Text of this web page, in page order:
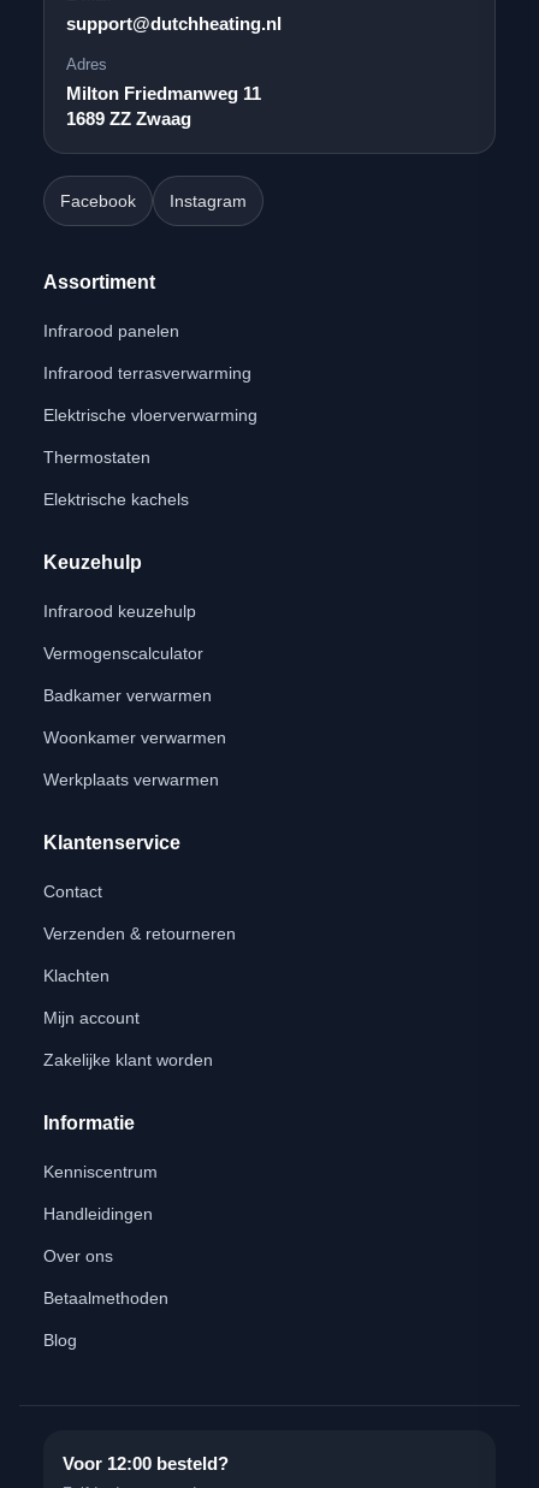
support@dutchheating.nl
Adres
Milton Friedmanweg 11
1689 ZZ Zwaag
Facebook Instagram
Assortiment
Infrarood panelen
Infrarood terrasverwarming
Elektrische vloerverwarming
Thermostaten
Elektrische kachels
Keuzehulp
Infrarood keuzehulp
Vermogenscalculator
Badkamer verwarmen
Woonkamer verwarmen
Werkplaats verwarmen
Klantenservice
Contact
Verzenden & retourneren
Klachten
Mijn account
Zakelijke klant worden
Informatie
Kenniscentrum
Handleidingen
Over ons
Betaalmethoden
Blog
Voor 12:00 besteld?